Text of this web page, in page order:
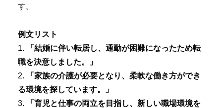
す。
例文リスト
1.
「結婚に伴い転居し、通勤が困難になったため転
職を決意しました。」
2.
「家族の介護が必要となり、柔軟な働き方ができ
る環境を探しています。」
3.
「育児と仕事の両立を目指し、新しい職場環境を